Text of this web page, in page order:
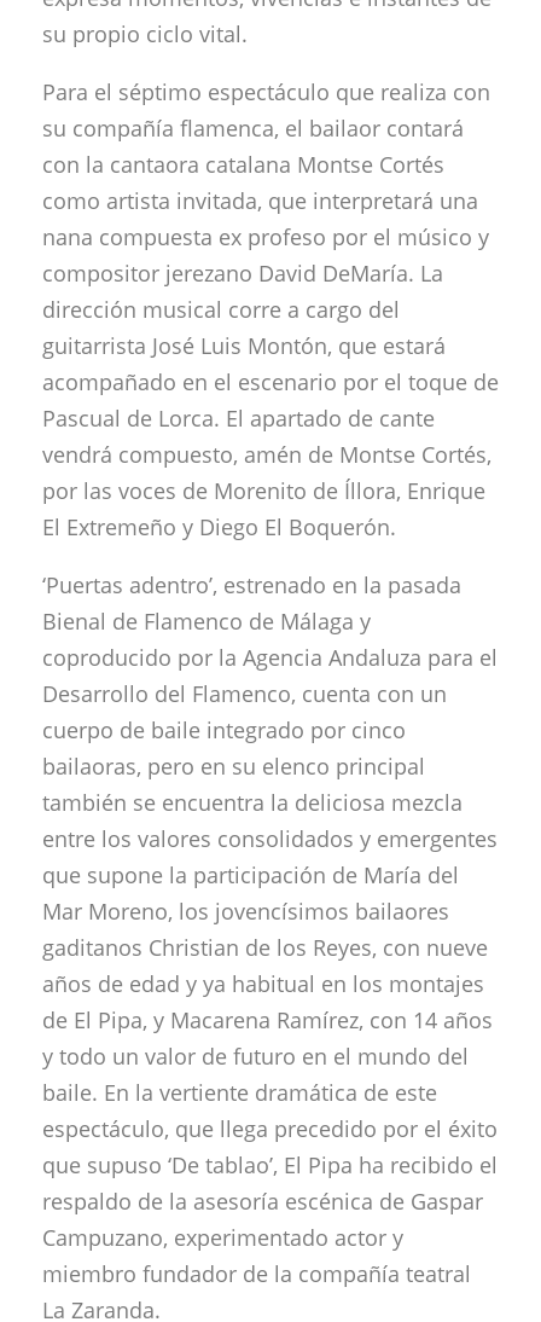
su propio ciclo vital.
Para el séptimo espectáculo que realiza con
su compañía flamenca, el bailaor contará
con la cantaora catalana Montse Cortés
como artista invitada, que interpretará una
nana compuesta ex profeso por el músico y
compositor jerezano David DeMaría. La
dirección musical corre a cargo del
guitarrista José Luis Montón, que estará
acompañado en el escenario por el toque de
Pascual de Lorca. El apartado de cante
vendrá compuesto, amén de Montse Cortés,
por las voces de Morenito de Íllora, Enrique
El Extremeño y Diego El Boquerón.
‘Puertas adentro’, estrenado en la pasada
Bienal de Flamenco de Málaga y
coproducido por la Agencia Andaluza para el
Desarrollo del Flamenco, cuenta con un
cuerpo de baile integrado por cinco
bailaoras, pero en su elenco principal
también se encuentra la deliciosa mezcla
entre los valores consolidados y emergentes
que supone la participación de María del
Mar Moreno, los jovencísimos bailaores
gaditanos Christian de los Reyes, con nueve
años de edad y ya habitual en los montajes
de El Pipa, y Macarena Ramírez, con 14 años
y todo un valor de futuro en el mundo del
baile. En la vertiente dramática de este
espectáculo, que llega precedido por el éxito
que supuso ‘De tablao’, El Pipa ha recibido el
respaldo de la asesoría escénica de Gaspar
Campuzano, experimentado actor y
miembro fundador de la compañía teatral
La Zaranda.